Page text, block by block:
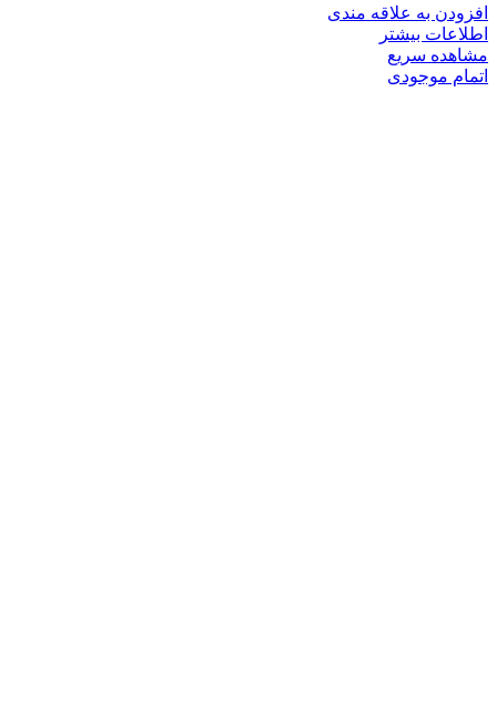
افزودن به علاقه مندی
اطلاعات بیشتر
مشاهده سریع
اتمام موجودی